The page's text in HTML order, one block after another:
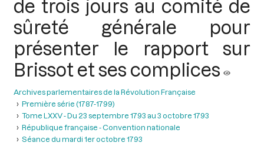
de trois jours au comité de
sûreté générale pour
présenter le rapport sur
Brissot et ses complices
Archives parlementaires de la Révolution Française
Première série (1787-1799)
Tome LXXV - Du 23 septembre 1793 au 3 octobre 1793
République française - Convention nationale
Séance du mardi 1er octobre 1793